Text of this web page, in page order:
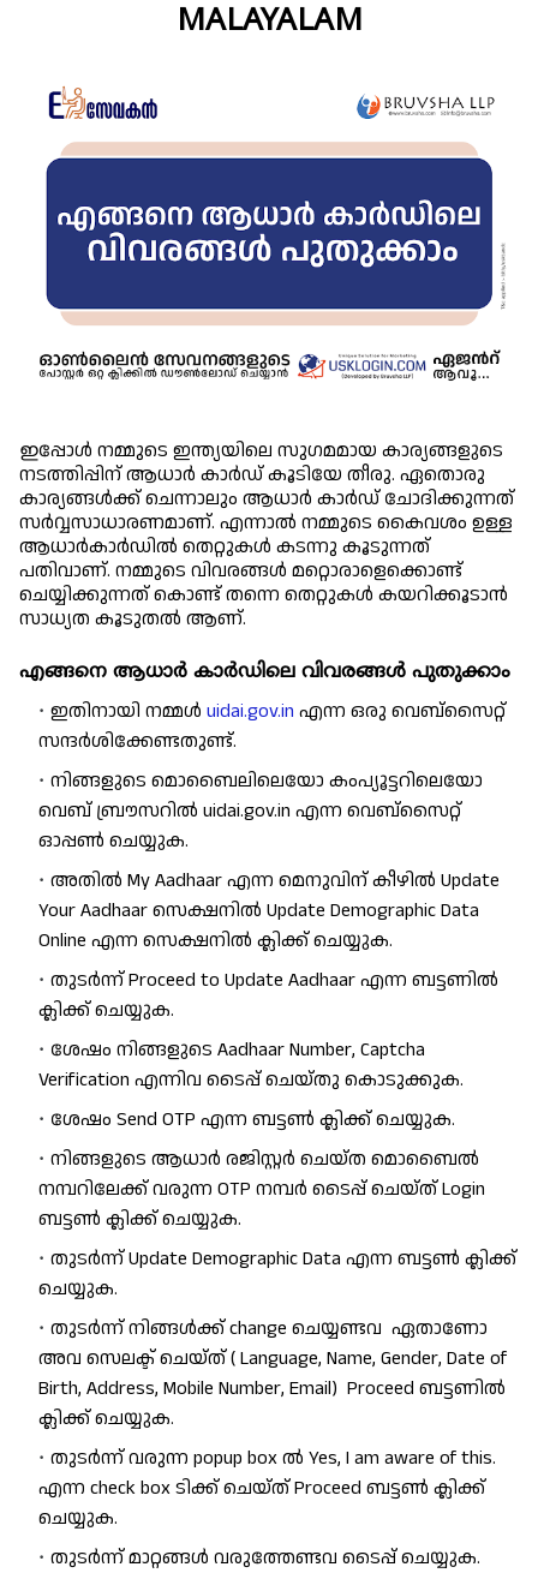
MALAYALAM
ഇപ്പോൾ നമ്മുടെ ഇന്ത്യയിലെ സുഗമമായ കാര്യങ്ങളുടെ
നടത്തിപ്പിന് ആധാർ കാർഡ് കൂടിയേ തീരു. ഏതൊരു
കാര്യങ്ങൾക്ക് ചെന്നാലും ആധാർ കാർഡ് ചോദിക്കുന്നത്
സർവ്വസാധാരണമാണ്. എന്നാൽ നമ്മുടെ കൈവശം ഉള്ള
ആധാർകാർഡിൽ തെറ്റുകൾ കടന്നു കൂടുന്നത്
പതിവാണ്. നമ്മുടെ വിവരങ്ങൾ മറ്റൊരാളെക്കൊണ്ട്
ചെയ്യിക്കുന്നത് കൊണ്ട് തന്നെ തെറ്റുകൾ കയറിക്കൂടാൻ
സാധ്യത കൂടുതൽ ആണ്.
എങ്ങനെ ആധാർ കാർഡിലെ വിവരങ്ങൾ പുതുക്കാം
ഇതിനായി നമ്മൾ uidai.gov.in എന്ന ഒരു വെബ്സൈറ്റ്
സന്ദർശിക്കേണ്ടതുണ്ട്.
നിങ്ങളുടെ മൊബൈലിലെയോ കംപ്യൂട്ടറിലെയോ
വെബ് ബ്രൗസറിൽ uidai.gov.in എന്ന വെബ്സൈറ്റ്
ഓപ്പൺ ചെയ്യുക.
അതിൽ My Aadhaar എന്ന മെനുവിന് കീഴിൽ Update
Your Aadhaar സെക്ഷനിൽ Update Demographic Data
Online എന്ന സെക്ഷനിൽ ക്ലിക്ക് ചെയ്യുക.
തുടർന്ന് Proceed to Update Aadhaar എന്ന ബട്ടണിൽ
ക്ലിക്ക് ചെയ്യുക.
ശേഷം നിങ്ങളുടെ Aadhaar Number, Captcha
Verification എന്നിവ ടൈപ്പ് ചെയ്തു കൊടുക്കുക.
ശേഷം Send OTP എന്ന ബട്ടൺ ക്ലിക്ക് ചെയ്യുക.
നിങ്ങളുടെ ആധാർ രജിസ്റ്റർ ചെയ്ത മൊബൈൽ
നമ്പറിലേക്ക് വരുന്ന OTP നമ്പർ ടൈപ്പ് ചെയ്ത് Login
ബട്ടൺ ക്ലിക്ക് ചെയ്യുക.
തുടർന്ന് Update Demographic Data എന്ന ബട്ടൺ ക്ലിക്ക്
ചെയ്യുക.
തുടർന്ന് നിങ്ങൾക്ക് change ചെയ്യണ്ടവ  ഏതാണോ
അവ സെലക്ട് ചെയ്ത് ( Language, Name, Gender, Date of
Birth, Address, Mobile Number, Email)  Proceed ബട്ടണിൽ
ക്ലിക്ക് ചെയ്യുക.
തുടർന്ന് വരുന്ന popup box ൽ Yes, I am aware of this.
എന്ന check box ടിക്ക് ചെയ്ത് Proceed ബട്ടൺ ക്ലിക്ക്
ചെയ്യുക.
തുടർന്ന് മാറ്റങ്ങൾ വരുത്തേണ്ടവ ടൈപ്പ് ചെയ്യുക.